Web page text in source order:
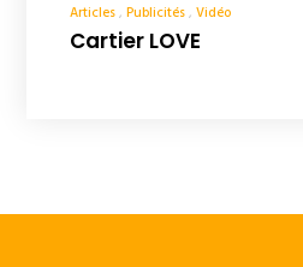
Articles Publicités Vidéo
Cartier LOVE